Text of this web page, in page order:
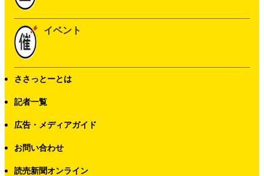
イベント
ささっとーとは
記者一覧
広告・メディアガイド
お問い合わせ
読売新聞オンライン